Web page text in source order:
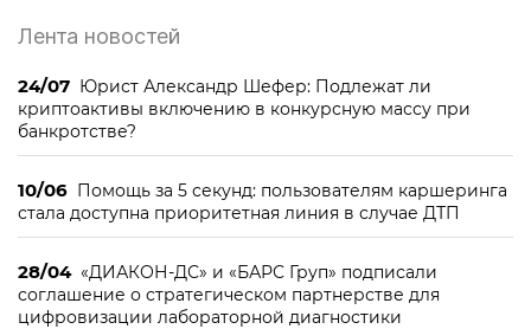
Лента новостей
24/07 Юрист Александр Шефер: Подлежат ли
криптоактивы включению в конкурсную массу при
банкротстве?
10/06 Помощь за 5 секунд: пользователям каршеринга
стала доступна приоритетная линия в случае ДТП
28/04 «ДИАКОН-ДС» и «БАРС Груп» подписали
соглашение о стратегическом партнерстве для
цифровизации лабораторной диагностики